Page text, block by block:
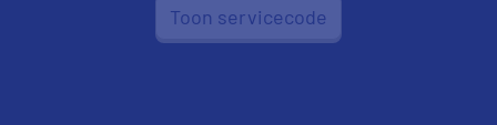
Toon servicecode